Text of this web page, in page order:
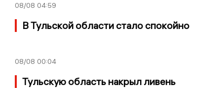
08/08 04:59
В Тульской области стало спокойно
08/08 00:04
Тульскую область накрыл ливень